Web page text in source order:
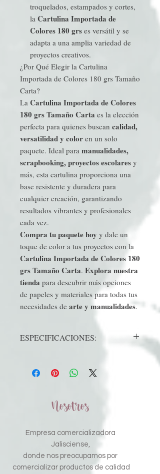
troquelados, estampados y cortes,
la Cartulina Importada de
Colores 180 grs es versátil y se
adapta a una amplia variedad de
proyectos creativos.
¿Por Qué Elegir la Cartulina
Importada de Colores 180 grs Tamaño
Carta?
La Cartulina Importada de Colores
180 grs Tamaño Carta es la elección
perfecta para quienes buscan calidad,
versatilidad y color en un solo
paquete. Ideal para manualidades,
scrapbooking, proyectos escolares y
más, esta cartulina proporciona una
base resistente y duradera para
cualquier creación, garantizando
resultados vibrantes y profesionales
cada vez.
Compra tu paquete hoy y dale un
toque de color a tus proyectos con la
Cartulina Importada de Colores 180
grs Tamaño Carta. Explora nuestra
tienda para descubrir más opciones
de papeles y materiales para todas tus
necesidades de arte y manualidades.
ESPECIFICACIONES:
TAMAÑO CARTA 21X28CMS
Nosotros
Empresa comercializadora
Jalisciense,
donde nos preocupamos por
comercializar productos de calidad